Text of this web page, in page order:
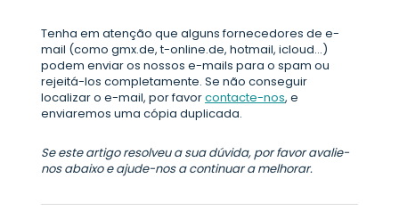
Tenha em atenção que alguns fornecedores de e-
mail (como gmx.de, t-online.de, hotmail, icloud...)
podem enviar os nossos e-mails para o spam ou
rejeitá-los completamente. Se não conseguir
localizar o e-mail, por favorcontacte-nos, e
enviaremos uma cópia duplicada.
Se este artigo resolveu a sua dúvida, por favor avalie-
nos abaixo e ajude-nos a continuar a melhorar.